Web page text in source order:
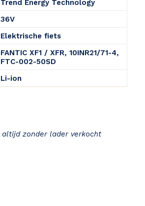
Trend Energy Technology
36V
Elektrische fiets
FANTIC XF1 / XFR, 10INR21/71-4,
FTC-002-50SD
Li-ion
zonder lader verkocht